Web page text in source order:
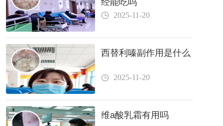
经能吃吗
2025-11-20
西替利嗪副作用是什么
2025-11-20
维a酸乳霜有用吗